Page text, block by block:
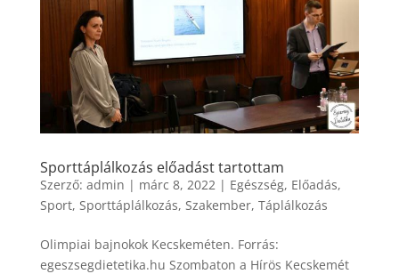
Sporttáplálkozás előadást tartottam
Szerző: admin | márc 8, 2022| Egészség, Előadás,
Sport, Sporttáplálkozás, Szakember, Táplálkozás
Olimpiai bajnokok Kecskeméten. Forrás:
egeszsegdietetika.hu Szombaton a Hírös Kecskemét